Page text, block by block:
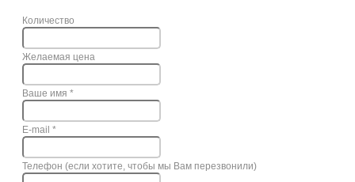
Количество
Желаемая цена
Ваше имя *
E-mail *
Телефон (если хотите, чтобы мы Вам перезвонили)